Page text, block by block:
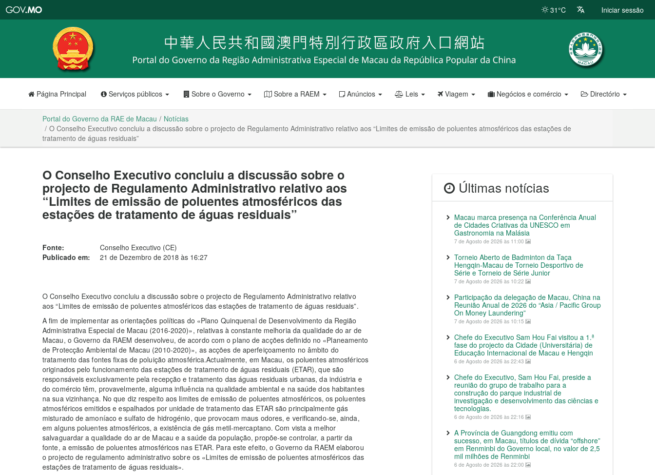
RAE
de
Macau
31°C Iniciar sessão
Página Principal Serviços públicos Sobre o Governo Sobre a RAEM Anúncios Leis Viagem Negócios e comércio Directório
Portal do Governo da RAE de Macau
Notícias
O Conselho Executivo concluiu a discussão sobre o projecto de Regulamento Administrativo relativo aos “Limites de emissão de poluentes atmosféricos das estações de
tratamento de águas residuais”
O Conselho Executivo concluiu a discussão sobre o
projecto de Regulamento Administrativo relativo aos
“Limites de emissão de poluentes atmosféricos das
estações de tratamento de águas residuais”
Fonte:
Conselho Executivo (CE)
Publicado em:
21 de Dezembro de 2018 às 16:27
O Conselho Executivo concluiu a discussão sobre o projecto de Regulamento Administrativo relativo
aos “Limites de emissão de poluentes atmosféricos das estações de tratamento de águas residuais”.
A fim de implementar as orientações políticas do «Plano Quinquenal de Desenvolvimento da Região
Administrativa Especial de Macau (2016-2020)», relativas à constante melhoria da qualidade do ar de
Macau, o Governo da RAEM desenvolveu, de acordo com o plano de acções definido no «Planeamento
de Protecção Ambiental de Macau (2010-2020)», as acções de aperfeiçoamento no âmbito do
tratamento das fontes fixas de poluição atmosférica.Actualmente, em Macau, os poluentes atmosféricos
originados pelo funcionamento das estações de tratamento de águas residuais (ETAR), que são
responsáveis exclusivamente pela recepção e tratamento das águas residuais urbanas, da indústria e
do comércio têm, provavelmente, alguma influência na qualidade ambiental e na saúde dos habitantes
na sua vizinhança. No que diz respeito aos limites de emissão de poluentes atmosféricos, os poluentes
atmosféricos emitidos e espalhados por unidade de tratamento das ETAR são principalmente gás
misturado de amoníaco e sulfato de hidrogénio, que provocam maus odores, e verificando-se, ainda,
em alguns poluentes atmosféricos, a existência de gás metil-mercaptano. Com vista a melhor
salvaguardar a qualidade do ar de Macau e a saúde da população, propõe-se controlar, a partir da
fonte, a emissão de poluentes atmosféricos nas ETAR. Para este efeito, o Governo da RAEM elaborou
o projecto de regulamento administrativo sobre os «Limites de emissão de poluentes atmosféricos das
estações de tratamento de águas residuais».
Últimas notícias
Macau marca presença na Conferência Anual
de Cidades Criativas da UNESCO em
Gastronomia na Malásia
7 de Agosto de 2026 às 11:00
Torneio Aberto de Badminton da Taça
Hengqin-Macau de Torneio Desportivo de
Série e Torneio de Série Junior
7 de Agosto de 2026 às 10:22
Participação da delegação de Macau, China na
Reunião Anual de 2026 do “Asia / Pacific Group
On Money Laundering”
7 de Agosto de 2026 às 10:15
Chefe do Executivo Sam Hou Fai visitou a 1.ª
fase do projecto da Cidade (Universitária) de
Educação Internacional de Macau e Hengqin
6 de Agosto de 2026 às 22:43
Chefe do Executivo, Sam Hou Fai, preside a
reunião do grupo de trabalho para a
construção do parque industrial de
investigação e desenvolvimento das ciências e
tecnologias.
6 de Agosto de 2026 às 22:16
A Província de Guangdong emitiu com
sucesso, em Macau, títulos de dívida “offshore”
em Renminbi do Governo local, no valor de 2,5
mil milhões de Renminbi
6 de Agosto de 2026 às 22:00